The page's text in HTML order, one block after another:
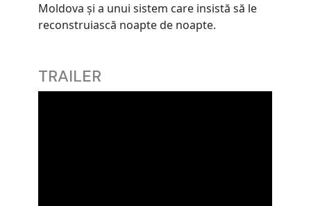
Moldova și a unui sistem care insistă să le
reconstruiască noapte de noapte.
TRAILER